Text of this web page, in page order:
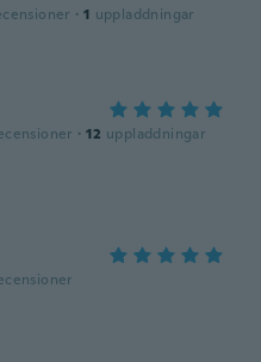
· 1 uppladdningar
· 12 uppladdningar